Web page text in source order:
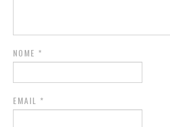
ELVIRA CARÇÃO-DE-
NOME *
EMAIL *